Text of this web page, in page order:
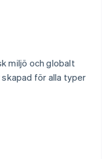
miljö och globalt
för alla typer